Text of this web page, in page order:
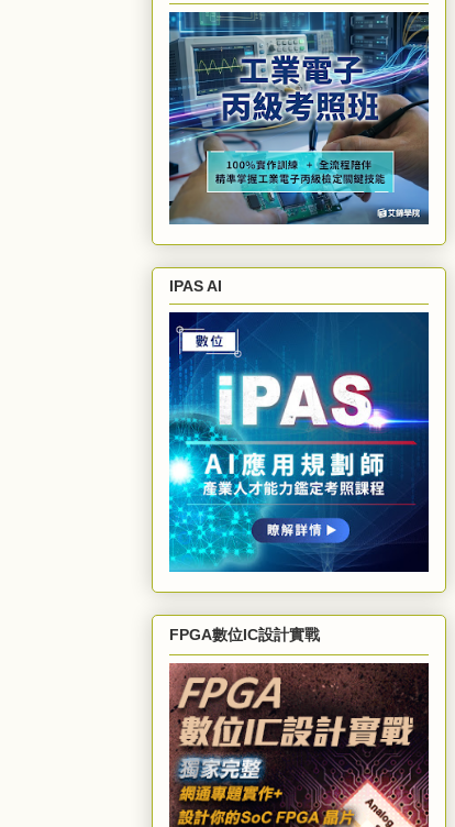
IPAS AI
FPGA數位IC設計實戰